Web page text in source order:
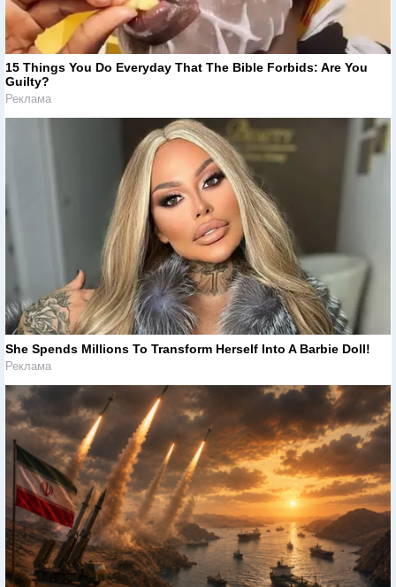
15 Things You Do Everyday That The Bible Forbids: Are You
Guilty?
Реклама
She Spends Millions To Transform Herself Into A Barbie Doll!
Реклама